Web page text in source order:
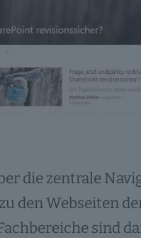
die zentrale
den Webseiten
sind